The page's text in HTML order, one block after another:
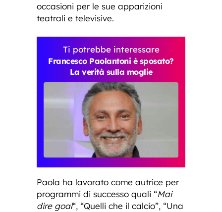
occasioni per le sue apparizioni
teatrali e televisive.
Ti potrebbe interessare
Francesco Paolantoni è sposato?
La verità sulla moglie
Paola ha lavorato come autrice per
programmi di successo quali “Mai
dire goal“, “Quelli che il calcio”, “Una